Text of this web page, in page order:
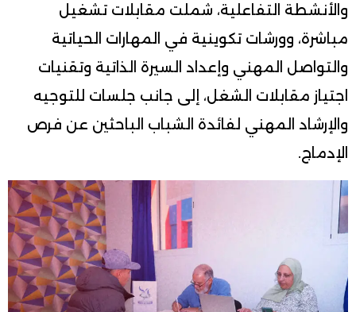
والأنشطة التفاعلية، شملت مقابلات تشغيل
مباشرة، وورشات تكوينية في المهارات الحياتية
والتواصل المهني وإعداد السيرة الذاتية وتقنيات
اجتياز مقابلات الشغل، إلى جانب جلسات للتوجيه
والإرشاد المهني لفائدة الشباب الباحثين عن فرص
الإدماج.